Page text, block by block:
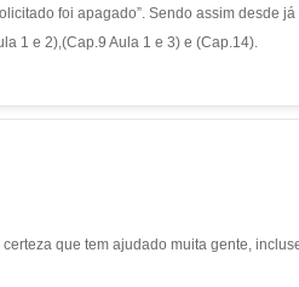
foi apagado”. Sendo assim desde
1 e 2),(Cap.9 Aula 1 e 3) e (Cap.14).
que tem ajudado muita gente,